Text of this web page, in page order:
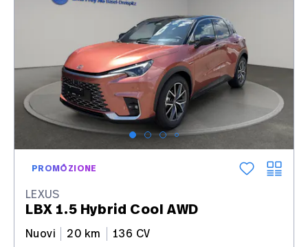
PROMOZIONE
LEXUS
LBX 1.5 Hybrid Cool AWD
Nuovi 20 km 136 CV